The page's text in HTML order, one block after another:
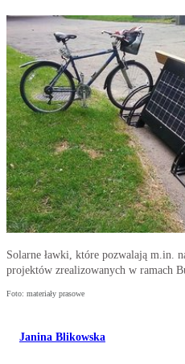
Solarne ławki, które pozwalają m.in.
projektów zrealizowanych w ramach
Foto: materiały prasowe
Janina Blikowska